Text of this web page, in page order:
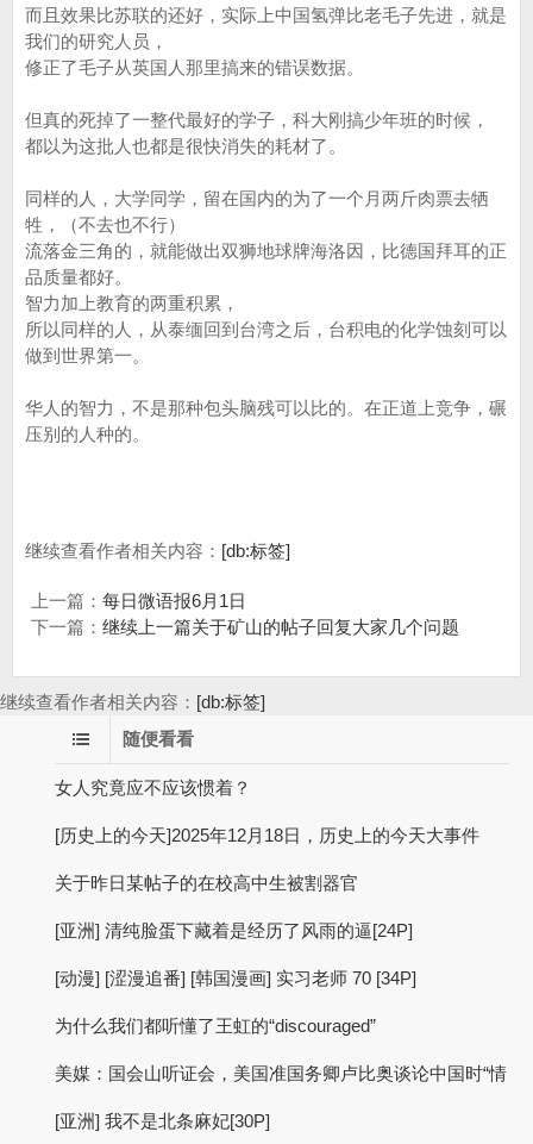
而且效果比苏联的还好，实际上中国氢弹比老毛子先进，就是
我们的研究人员，
修正了毛子从英国人那里搞来的错误数据。
但真的死掉了一整代最好的学子，科大刚搞少年班的时候，
都以为这批人也都是很快消失的耗材了。
同样的人，大学同学，留在国内的为了一个月两斤肉票去牺
牲，（不去也不行）
流落金三角的，就能做出双狮地球牌海洛因，比德国拜耳的正
品质量都好。
智力加上教育的两重积累，
所以同样的人，从泰缅回到台湾之后，台积电的化学蚀刻可以
做到世界第一。
华人的智力，不是那种包头脑残可以比的。在正道上竞争，碾
压别的人种的。
继续查看作者相关内容： [db:标签]
上一篇： 每日微语报6月1日
下一篇： 继续上一篇关于矿山的帖子回复大家几个问题
继续查看作者相关内容： [db:标签]
随便看看
女人究竟应不应该惯着？
[历史上的今天]2025年12月18日，历史上的今天大事件
关于昨日某帖子的在校高中生被割器官
[亚洲] 清纯脸蛋下藏着是经历了风雨的逼[24P]
[动漫] [涩漫追番] [韩国漫画] 实习老师 70 [34P]
为什么我们都听懂了王虹的“discouraged”
美媒：国会山听证会，美国准国务卿卢比奥谈论中国时“情
[亚洲] 我不是北条麻妃[30P]